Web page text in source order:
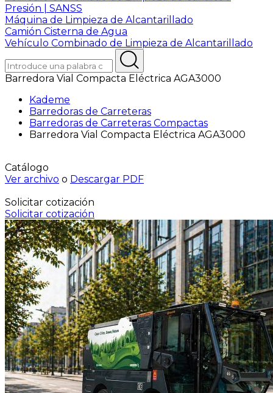
Presión | SANSS
Máquina de Limpieza de Alcantarillado
Camión Cisterna de Agua
Vehículo Combinado de Limpieza de Alcantarillado
Barredora Vial Compacta Eléctrica AGA3000
Kademe
Barredoras de Carreteras
Barredoras de Carreteras Compactas
Barredora Vial Compacta Eléctrica AGA3000
Catálogo
Ver archivo o Descargar PDF
Solicitar cotización
Solicitar cotización